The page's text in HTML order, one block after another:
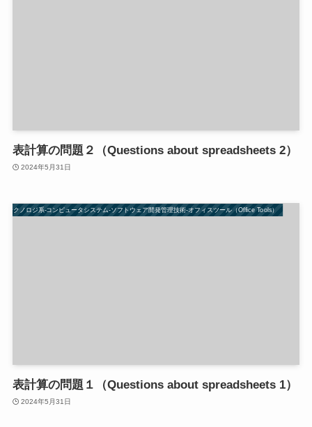
表計算の問題２（Questions about spreadsheets 2）
2024年5月31日
テクノロジ系-コンピュータシステム-ソフトウェア開発管理技術-オフィスツール（Office Tools）
表計算の問題１（Questions about spreadsheets 1）
2024年5月31日